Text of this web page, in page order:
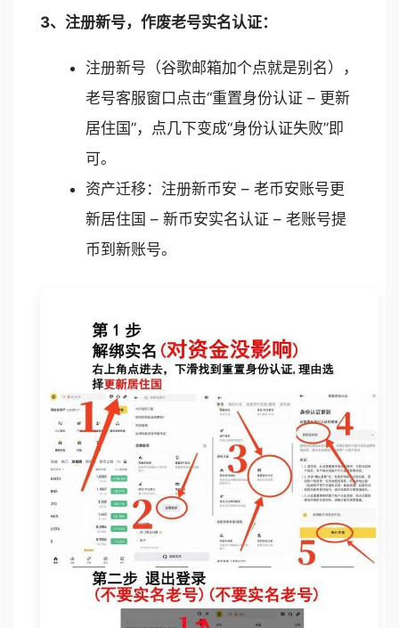
3、注册新号，作废老号实名认证：
注册新号（谷歌邮箱加个点就是别名），
老号客服窗口点击“重置身份认证 – 更新
居住国”，点几下变成“身份认证失败”即
可。
资产迁移：注册新币安 – 老币安账号更
新居住国 – 新币安实名认证 – 老账号提
币到新账号。